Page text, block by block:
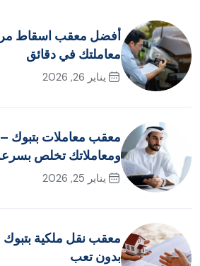
أفضل معقب اسقاط
معاملتك في دقائق
يناير 26, 2026
معقب معاملات بتبوك –
ومعاملاتك تخلص
يناير 25, 2026
معقب نقل ملكية بتبوك |
بدون تعب